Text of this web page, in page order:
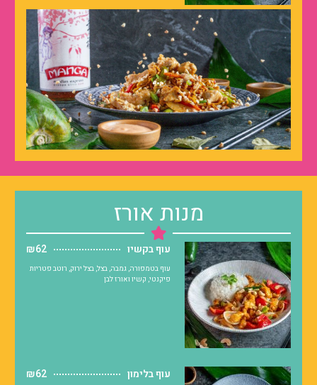
...
מנות אורז
עוף בקשיו ₪62
עוף בטמפורה, גמבה, בצל, בצל ירוק, רוטב פטריות
פיקנטי, קשיו ואורז לבן
עוף בלימון ₪62